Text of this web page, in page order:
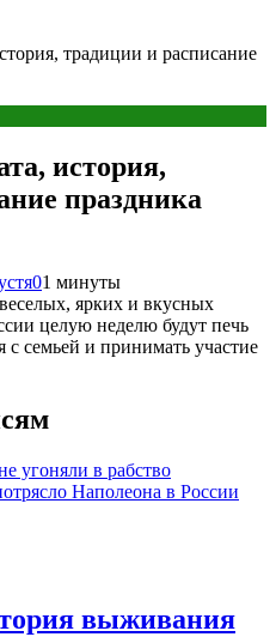
традиции и расписание
история,
праздника
01 минуты
ярких и вкусных
целую неделю будут печь
семьей и принимать участие
угоняли в рабство
Наполеона в России
выживания